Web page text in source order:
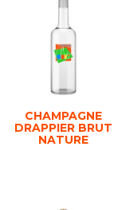
CHAMPAGNE
DRAPPIER BRUT
NATURE